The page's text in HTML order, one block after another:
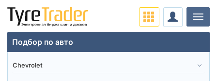
Подбор по авто